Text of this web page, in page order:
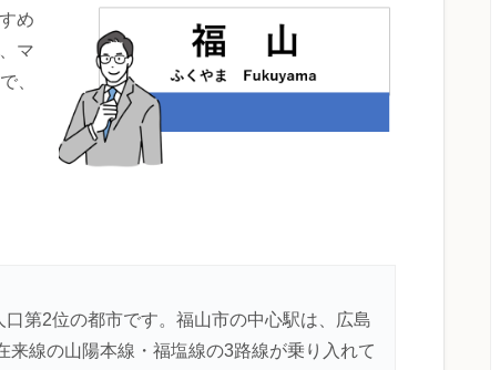
め
マ
、
第2位の都市です。福山市の中心駅は、広島
線の山陽本線・福塩線の3路線が乗り入れて